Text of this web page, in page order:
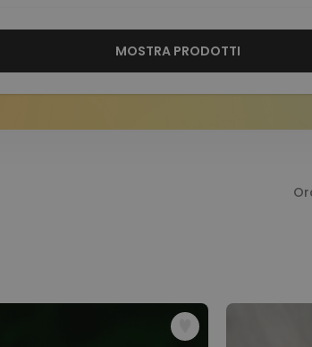
MOSTRA PRODOTTI